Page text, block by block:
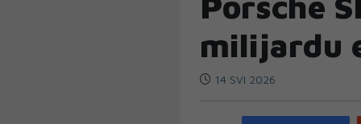
milijardu
14 SVI 2026